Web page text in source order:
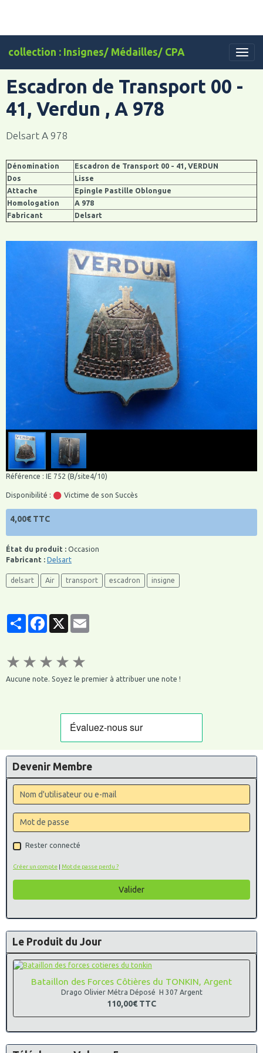
collection : Insignes/ Médailles/ CPA
Escadron de Transport 00 -
41, Verdun , A 978
Delsart A 978
Dénomination
Escadron de Transport 00 - 41, VERDUN
Dos
Lisse
Attache
Epingle Pastille Oblongue
Homologation
A 978
Fabricant
Delsart
Référence : IE 752 (B/site4/10)
Disponibilité : Victime de son Succès
4,00€ TTC
État du produit : Occasion
Fabricant : Delsart
delsart Air transport escadron insigne
PartagerFacebook
★ ★ ★ ★ ★
Aucune note. Soyez le premier à attribuer une note !
Devenir Membre
Rester connecté
Créer un compte | Mot de passe perdu ?
Valider
Le Produit du Jour
Bataillon des Forces Côtières du TONKIN, Argent
Drago Olivier Métra Déposé H 307 Argent
110,00€ TTC